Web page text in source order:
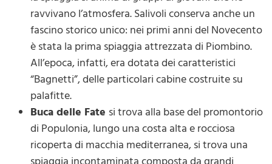
ravvivano l’atmosfera. Salivoli conserva anche un
fascino storico unico: nei primi anni del Novecento
è stata la prima spiaggia attrezzata di Piombino.
All’epoca, infatti, era dotata dei caratteristici
“Bagnetti”, delle particolari cabine costruite su
palafitte.
Buca delle Fate si trova alla base del promontorio
di Populonia, lungo una costa alta e rocciosa
ricoperta di macchia mediterranea, si trova una